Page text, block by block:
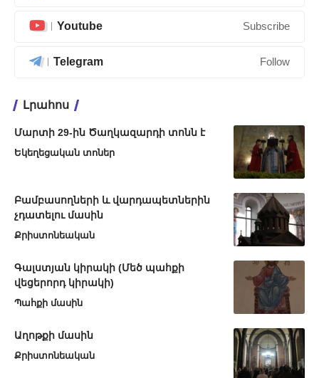
Youtube Subscribe
Telegram Follow
Լրահոս
Մարտի 29-ին Ծաղկազարդի տոնն է
Եկեղեցական տոներ
Բամբասողների և վարդապետներին
չդատելու մասին
Քրիստոնեական
Գալստյան կիրակի (Մեծ պահքի
վեցերորդ կիրակի)
Պահքի մասին
Աղոթքի մասին
Քրիստոնեական